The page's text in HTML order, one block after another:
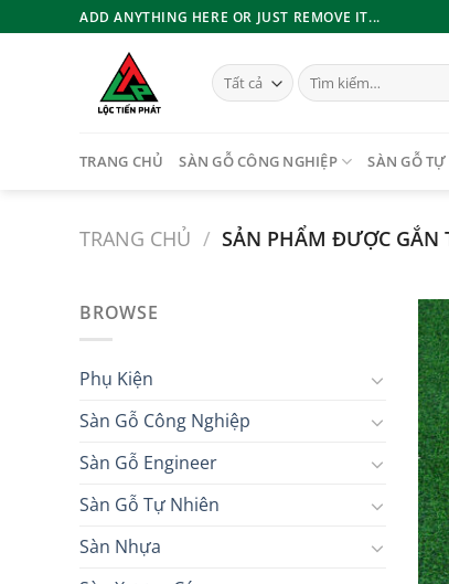
qua
ADD ANYTHING HERE OR JUST REMOVE IT...
Tìm
kiếm:
TRANG CHỦ SÀN GỖ CÔNG NGHIỆP SÀN GỖ
TRANG CHỦ / SẢN PHẨM ĐƯỢC GẮN
BROWSE
Phụ Kiện
Sàn Gỗ Công Nghiệp
Sàn Gỗ Engineer
Sàn Gỗ Tự Nhiên
Sàn Nhựa